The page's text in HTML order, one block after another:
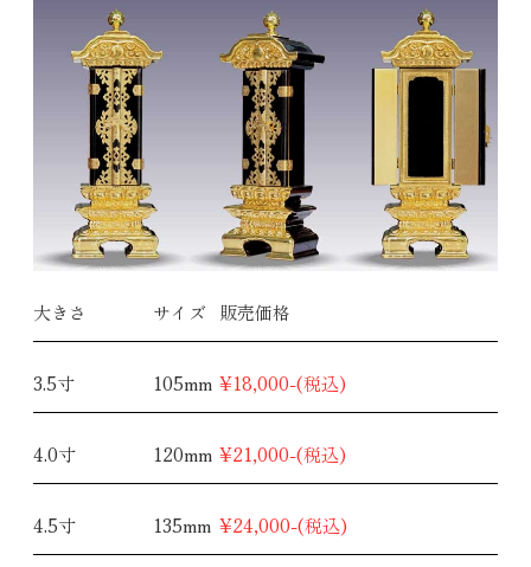
大きさ サイズ 販売価格
3.5寸 105mm ¥18,000-(税込)
4.0寸 120mm ¥21,000-(税込)
4.5寸 135mm ¥24,000-(税込)